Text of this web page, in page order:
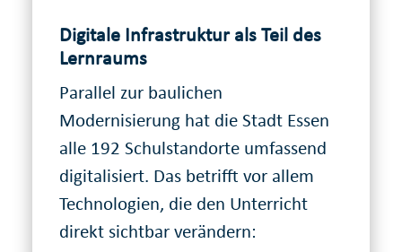
Digitale Infrastruktur als Teil des
Lernraums
Parallel zur baulichen
Modernisierung hat die Stadt Essen
alle 192 Schulstandorte umfassend
digitalisiert. Das betrifft vor allem
Technologien, die den Unterricht
direkt sichtbar verändern: